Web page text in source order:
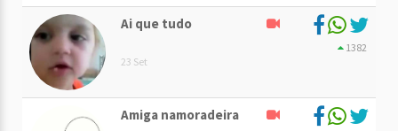
Ai que tudo
23 Set
1382
Amiga namoradeira